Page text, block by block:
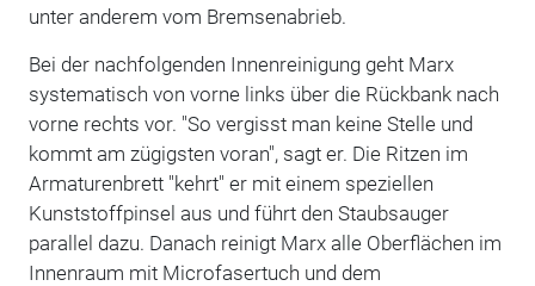
unter anderem vom Bremsenabrieb.
Bei der nachfolgenden Innenreinigung geht Marx
systematisch von vorne links über die Rückbank nach
vorne rechts vor. "So vergisst man keine Stelle und
kommt am zügigsten voran", sagt er. Die Ritzen im
Armaturenbrett "kehrt" er mit einem speziellen
Kunststoffpinsel aus und führt den Staubsauger
parallel dazu. Danach reinigt Marx alle Oberflächen im
Innenraum mit Microfasertuch und dem